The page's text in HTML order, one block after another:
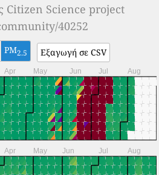
Citizen Science project
40252
PM2.5 Εξαγωγή σε CSV
Apr May Jun Jul Aug
Apr May Jun Jul Aug